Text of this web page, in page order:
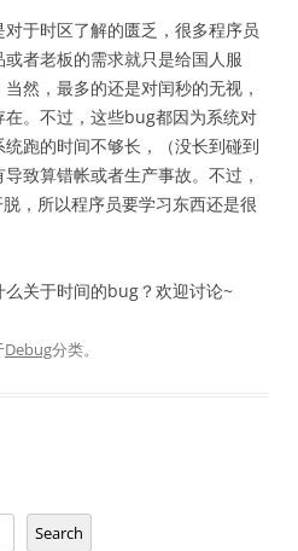
于时区了解的匮乏，很多程序员
者老板的需求就只是给国人服
然，最多的还是对闰秒的无视，
。不过，这些bug都因为系统对
跑的时间不够长，（没长到碰到
致算错帐或者生产事故。不过，
，所以程序员要学习东西还是很
关于时间的bug？欢迎讨论~
Debug分类。
Search